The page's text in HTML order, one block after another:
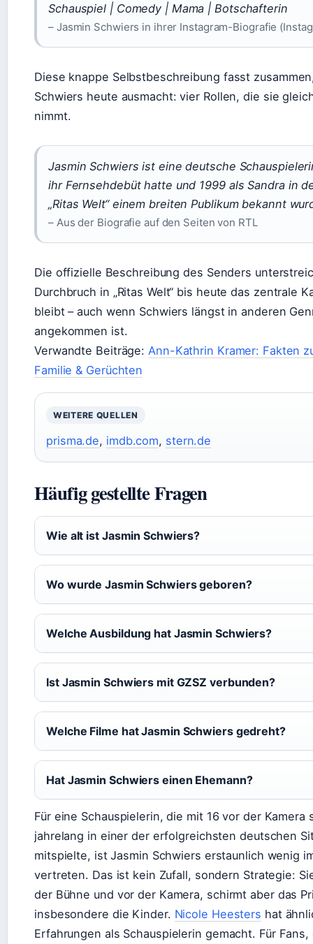
Schauspiel | Comedy | Mama | Botschafterin
– Jasmin Schwiers in ihrer Instagram-Biografie
Diese knappe Selbstbeschreibung fasst
Schwiers heute ausmacht: vier Rollen, die sie
nimmt.
Jasmin Schwiers ist eine deutsche
ihr Fernsehdebüt hatte und 1999 als Sandra in
„Ritas Welt“ einem breiten Publikum bekannt
– Aus der Biografie auf den Seiten von RTL
Die offizielle Beschreibung des Senders
Durchbruch in „Ritas Welt“ bis heute das zentrale
bleibt – auch wenn Schwiers längst in anderen
angekommen ist.
Verwandte Beiträge: Ann-Kathrin Kramer: Fakten
Familie & Gerüchten
WEITERE QUELLEN
prisma.de, imdb.com, stern.de
Häufig gestellte Fragen
Wie alt ist Jasmin Schwiers?
Wo wurde Jasmin Schwiers geboren?
Welche Ausbildung hat Jasmin Schwiers?
Ist Jasmin Schwiers mit GZSZ verbunden?
Welche Filme hat Jasmin Schwiers gedreht?
Hat Jasmin Schwiers einen Ehemann?
Für eine Schauspielerin, die mit 16 vor der Kamera
jahrelang in einer der erfolgreichsten deutschen
mitspielte, ist Jasmin Schwiers erstaunlich wenig
vertreten. Das ist kein Zufall, sondern Strategie:
der Bühne und vor der Kamera, schirmt aber das
insbesondere die Kinder. Nicole Heesters hat
Erfahrungen als Schauspielerin gemacht. Für